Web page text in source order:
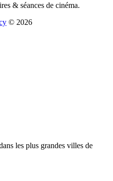
& séances de cinéma.
© 2026
les plus grandes villes de